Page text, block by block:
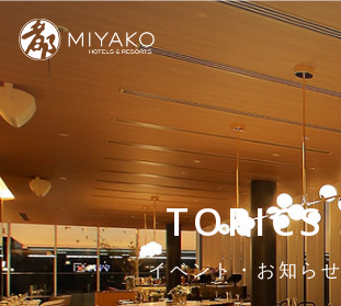
TOPICS
イベント・お知らせ